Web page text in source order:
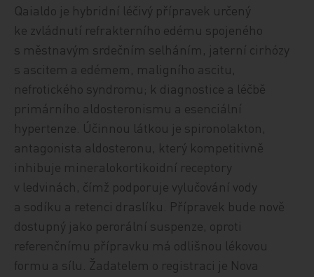
Qaialdo je hybridní léčivý přípravek určený
ke zvládnutí refrakterního edému spojeného
s městnavým srdečním selháním, jaterní cirhózy
s ascitem a edémem, maligního ascitu,
nefrotického syndromu; k diagnostice a léčbě
primárního aldosteronismu a esenciální
hypertenze. Účinnou látkou je spironolakton,
antagonista aldosteronu, který kompetitivně
inhibuje mineralokortikoidní receptory
v ledvinách, čímž podporuje vylučování vody
a sodíku a retenci draslíku. Přípravek bude nově
dostupný jako perorální suspenze, oproti
referenčnímu přípravku má odlišnou lékovou
formu a sílu. Žadatelem o registraci je Nova